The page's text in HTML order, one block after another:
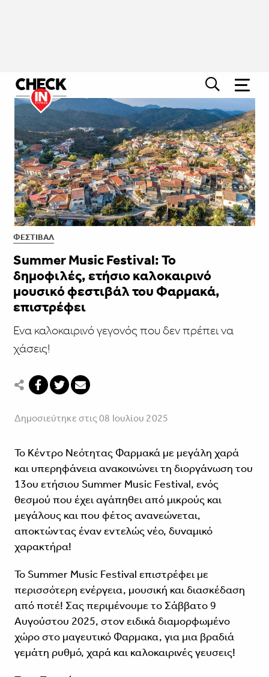
ΦΕΣΤΙΒΑΛ
Summer Music Festival: Το
δημοφιλές, ετήσιο καλοκαιρινό
μουσικό φεστιβάλ του Φαρμακά,
επιστρέφει
Ενα καλοκαιρινό γεγονός που δεν πρέπει να
χάσεις!
Δημοσιεύτηκε στις 08 Ιουλίου 2025
Το Κέντρο Νεότητας Φαρμακά με μεγάλη χαρά
και υπερηφάνεια ανακοινώνει τη διοργάνωση του
13ου ετήσιου Summer Music Festival, ενός
θεσμού που έχει αγάπηθει από μικρούς και
μεγάλους και που φέτος ανανεώνεται,
αποκτώντας έναν εντελώς νέο, δυναμικό
χαρακτήρα!
Το Summer Music Festival επιστρέφει με
περισσότερη ενέργεια, μουσική και διασκέδαση
από ποτέ! Σας περιμένουμε το Σάββατο 9
Αυγούστου 2025, στον ειδικά διαμορφωμένο
χώρο στο μαγευτικό Φαρμακα, για μια βραδιά
γεμάτη ρυθμό, χαρά και καλοκαιρινές γευσεις!